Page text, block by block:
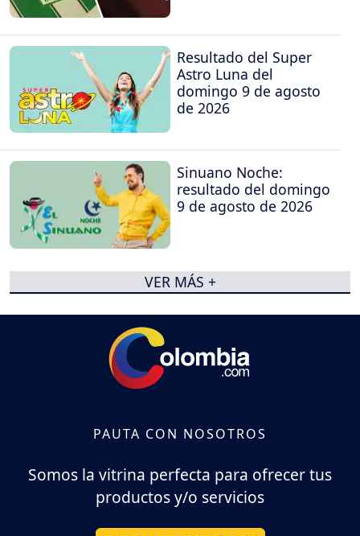
Resultado del Super
Astro Luna del
domingo 9 de agosto
de 2026
Sinuano Noche:
resultado del domingo
9 de agosto de 2026
VER MÁS +
PAUTA CON NOSOTROS
Somos la vitrina perfecta para ofrecer tus
productos y/o servicios